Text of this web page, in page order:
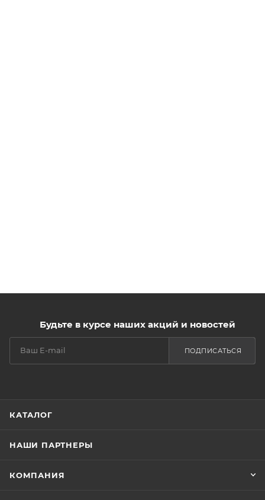
Будьте в курсе наших акций и новостей
ПОДПИСАТЬСЯ
КАТАЛОГ
НАШИ ПАРТНЕРЫ
КОМПАНИЯ